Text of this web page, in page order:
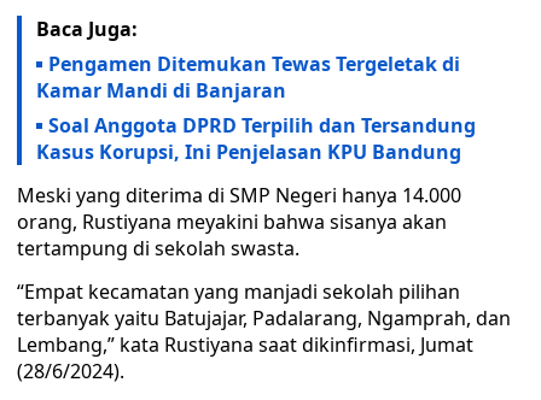
Baca Juga:
Pengamen Ditemukan Tewas Tergeletak di
Kamar Mandi di Banjaran
Soal Anggota DPRD Terpilih dan Tersandung
Kasus Korupsi, Ini Penjelasan KPU Bandung
Meski yang diterima di SMP Negeri hanya 14.000
orang, Rustiyana meyakini bahwa sisanya akan
tertampung di sekolah swasta.
“Empat kecamatan yang manjadi sekolah pilihan
terbanyak yaitu Batujajar, Padalarang, Ngamprah, dan
Lembang,” kata Rustiyana saat dikinfirmasi, Jumat
(28/6/2024).